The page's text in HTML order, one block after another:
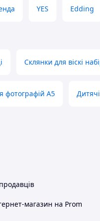
YES Edding
Склянки для віскі
фотографій А5
магазин на Prom